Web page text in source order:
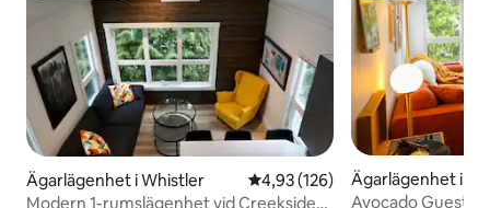
Ägarlägenhet i Whistler 4,93 av 5 i genomsnittligt
4,93 (126)
Modern 1-rumslägenhet vid Creekside
Ägarlägenhet i
Avocado